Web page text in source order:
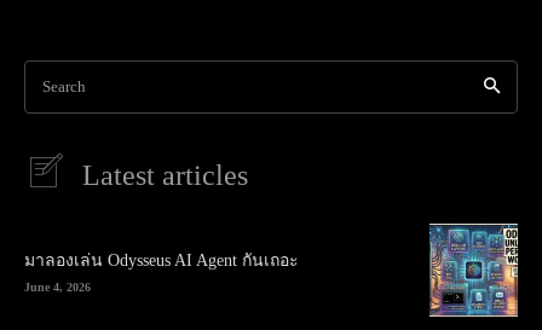
Search
Latest articles
มาลองเล่น Odysseus AI Agent กันเถอะ
June 4, 2026